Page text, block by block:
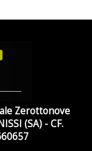
Zerottonove
(SA) - CF.